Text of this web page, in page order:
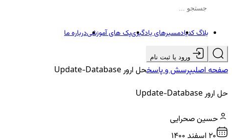
بلاگ کدیادمسیرهای یادگیریپک های آموزشیدرباره ما
ورود یا ثبت نام
صفحه اصلیپرسش و پاسخحل ارور Update-Database
حل ارور Update-Database
حسین صحرایی
20 اسفند ۱۴۰۰